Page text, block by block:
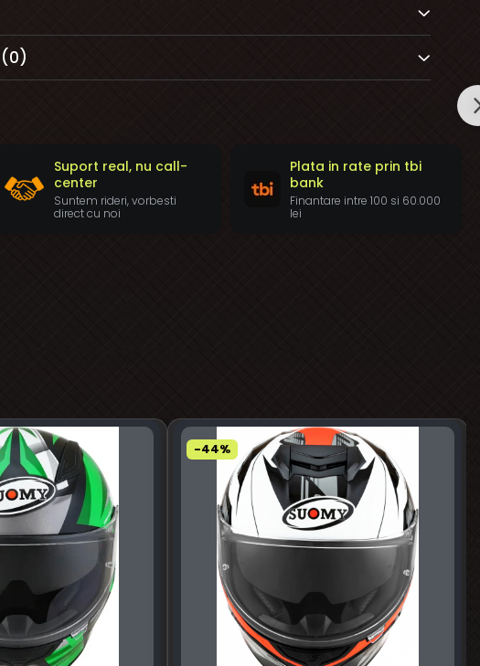
(0)
Suport real, nu call-
center
Suntem rideri, vorbesti
direct cu noi
Plata in rate prin tbi
bank
Finantare intre 100 si 60.000
lei
-44%